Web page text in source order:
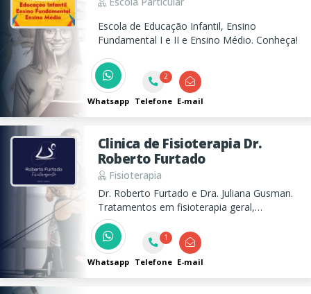
Escola de Educação Infantil, Ensino
Fundamental I e II e Ensino Médio. Conheça!
Whatsapp
2
Telefone E-mail
Clinica de Fisioterapia Dr.
Roberto Furtado
Fisioterapia
Dr. Roberto Furtado e Dra. Juliana Gusman.
Tratamentos em fisioterapia geral,
neurológica, respiratória, pós-cirúrgica,
bariátrica, DTM, ortopedia esportiva, dry
needling, quiropraxia e acupuntura.
Atendimento clinico e tambem a domicilio.
Whatsapp
1
Telefone E-mail